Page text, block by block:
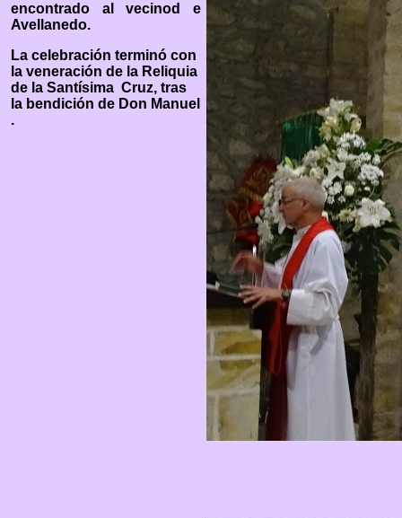
encontrado al vecinod e
Avellanedo.
La celebración terminó con
la veneración de la Reliquia
de la Santísima Cruz, tras
la bendición de Don Manuel
.